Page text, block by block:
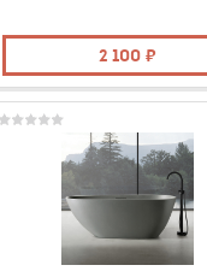
донный
Назначение
для
Материал
2 100